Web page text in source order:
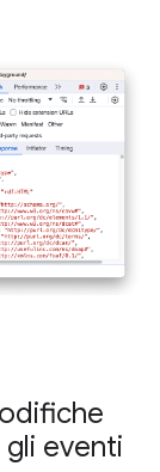
eventi